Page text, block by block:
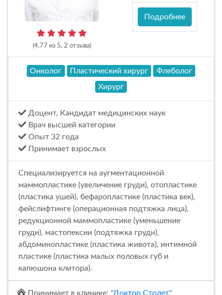
(4.77 из 5, 2 отзыва)
Подробнее
Онколог Пластический хирург
Флеболог
Хирург
Доцент, Кандидат медицинских наук
Врач высшей категории
Опыт 32 года
Принимает взрослых
Специализируется на аугментационной
маммопластике (увеличение груди), отопластике
(пластика ушей), бефаропластике (пластика век),
фейслифтинге (операционная подтяжка лица),
редукционной маммопластике (уменьшение
груди), мастопексии (подтяжка груди),
абдоминопластике (пластика живота), интимной
пластике (пластика малых половых губ и
капюшона клитора).
Принимает в клинике: "Доктор Столет"